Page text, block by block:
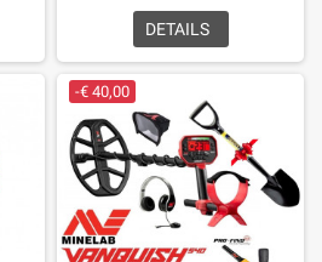
DETAILS
-€ 40,00